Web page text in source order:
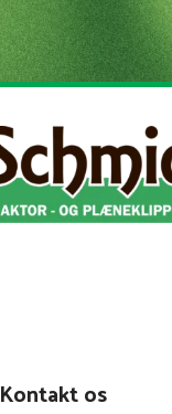
Kontakt os